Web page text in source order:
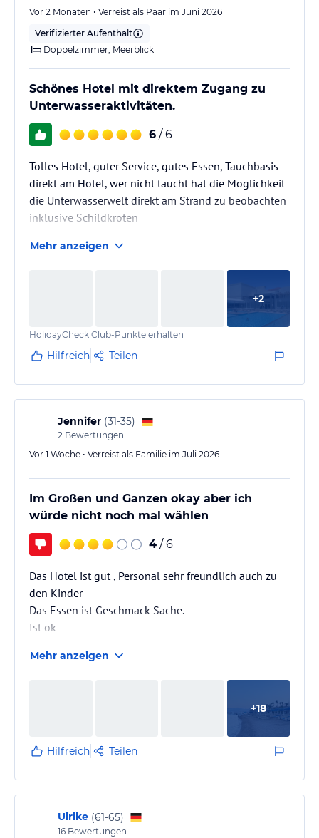
Vor 2 Monaten • Verreist als Paar im Juni 2026
Verifizierter Aufenthalt
Doppelzimmer, Meerblick
Schönes Hotel mit direktem Zugang zu
Unterwasseraktivitäten.
6 / 6
Tolles Hotel, guter Service, gutes Essen, Tauchbasis
direkt am Hotel, wer nicht taucht hat die Möglichkeit
die Unterwasserwelt direkt am Strand zu beobachten
inklusive Schildkröten
Mehr anzeigen
+2
HolidayCheck Club-Punkte erhalten
Hilfreich Teilen
Jennifer (31-35)
2 Bewertungen
Vor 1 Woche • Verreist als Familie im Juli 2026
Im Großen und Ganzen okay aber ich
würde nicht noch mal wählen
4 / 6
Das Hotel ist gut , Personal sehr freundlich auch zu
den Kinder
Das Essen ist Geschmack Sache.
Ist ok
Mehr anzeigen
+18
Hilfreich Teilen
Ulrike (61-65)
16 Bewertungen